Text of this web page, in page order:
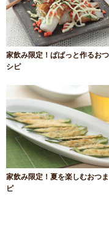
家飲み限定！ぱぱっと作るお
シピ
家飲み限定！夏を楽しむおつ
ピ